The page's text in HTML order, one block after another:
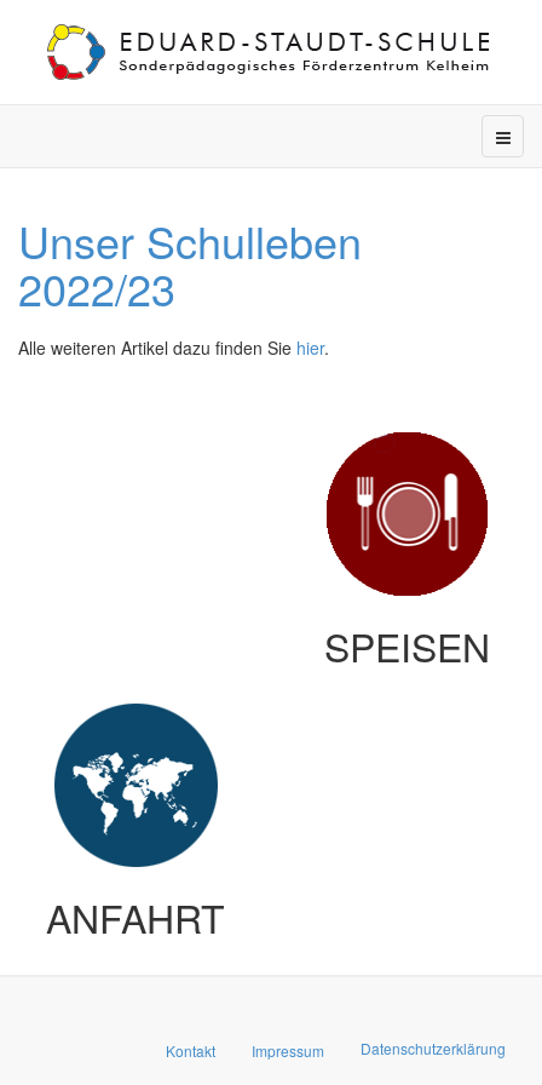
Unser Schulleben
2022/23
Alle weiteren Artikel dazu finden Sie hier.
SPEISEN
ANFAHRT
Datenschutzerklärung
Impressum
Kontakt